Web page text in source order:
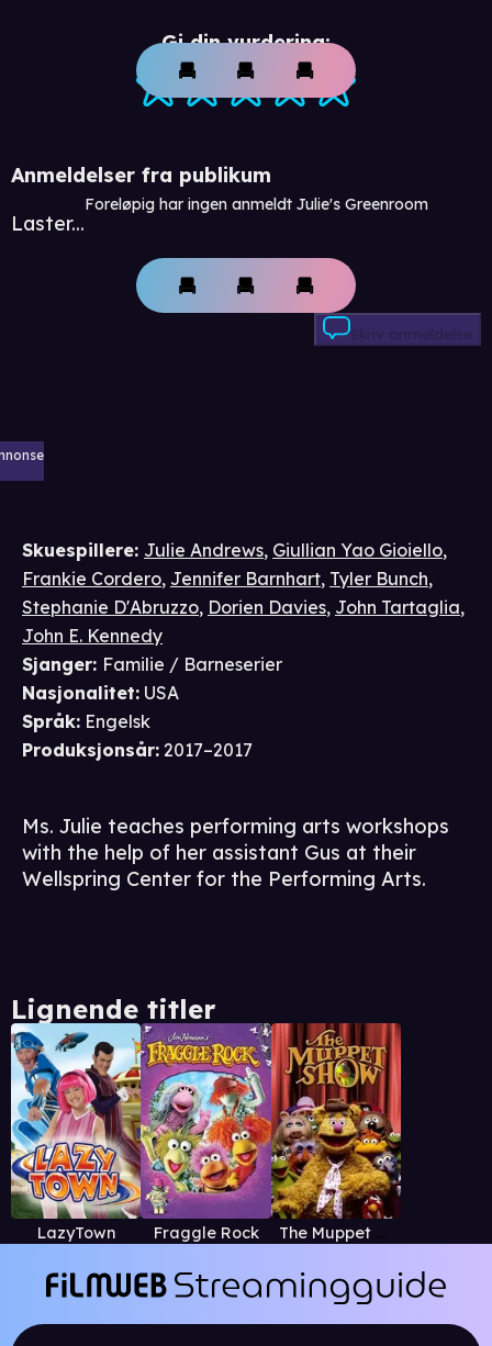
Gi din vurdering:
Anmeldelser fra publikum
Laster...
Foreløpig har ingen anmeldt Julie's Greenroom
Skriv anmeldelse
Skuespillere: Julie Andrews, Giullian Yao Gioiello,
Frankie Cordero, Jennifer Barnhart, Tyler Bunch,
Stephanie D'Abruzzo, Dorien Davies, John Tartaglia,
John E. Kennedy
Sjanger: Familie / Barneserier
Nasjonalitet: USA
Språk: Engelsk
Produksjonsår: 2017–2017
Ms. Julie teaches performing arts workshops
with the help of her assistant Gus at their
Wellspring Center for the Performing Arts.
Lignende titler
LazyTown Fraggle Rock The Muppet Show